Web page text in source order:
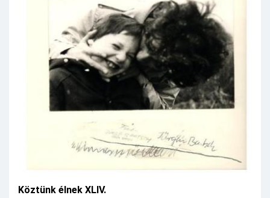
Köztünk élnek XLIV.